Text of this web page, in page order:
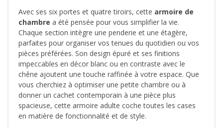
Avec ses six portes et quatre tiroirs, cette armoire de
chambre a été pensée pour vous simplifier la vie.
Chaque section intègre une penderie et une étagère,
parfaites pour organiser vos tenues du quotidien ou vos
pièces préférées. Son design épuré et ses finitions
impeccables en décor blanc ou en contraste avec le
chêne ajoutent une touche raffinée à votre espace. Que
vous cherchiez à optimiser une petite chambre ou à
donner un cachet contemporain à une pièce plus
spacieuse, cette armoire adulte coche toutes les cases
en matière de fonctionnalité et de style.